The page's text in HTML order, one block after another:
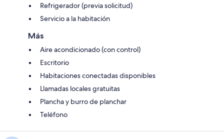
Refrigerador (previa solicitud)
Servicio a la habitación
Más
Aire acondicionado (con control)
Escritorio
Habitaciones conectadas disponibles
Llamadas locales gratuitas
Plancha y burro de planchar
Teléfono